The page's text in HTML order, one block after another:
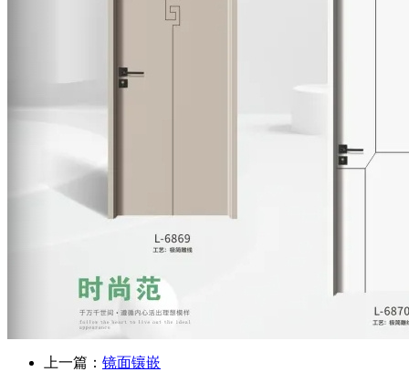
上一篇： 镜面镶嵌